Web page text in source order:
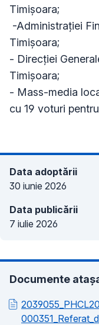
Timișoara;
-Administrației
Timișoara;
- Direcției
Timișoara;
- Mass-media
cu 19 voturi
Data adoptării
30 iunie 2026
Data publicării
7 iulie 2026
Documente